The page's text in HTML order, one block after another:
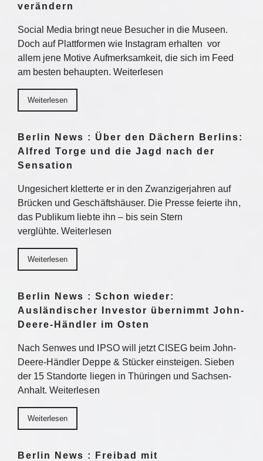
verändern
Social Media bringt neue Besucher in die Museen.
Doch auf Plattformen wie Instagram erhalten vor
allem jene Motive Aufmerksamkeit, die sich im Feed
am besten behaupten. Weiterlesen
Weiterlesen
Berlin News : Über den Dächern Berlins:
Alfred Torge und die Jagd nach der
Sensation
Ungesichert kletterte er in den Zwanzigerjahren auf
Brücken und Geschäftshäuser. Die Presse feierte ihn,
das Publikum liebte ihn – bis sein Stern
verglühte. Weiterlesen
Weiterlesen
Berlin News : Schon wieder:
Ausländischer Investor übernimmt John-
Deere-Händler im Osten
Nach Senwes und IPSO will jetzt CISEG beim John-
Deere-Händler Deppe & Stücker einsteigen. Sieben
der 15 Standorte liegen in Thüringen und Sachsen-
Anhalt. Weiterlesen
Weiterlesen
Berlin News : Freibad mit